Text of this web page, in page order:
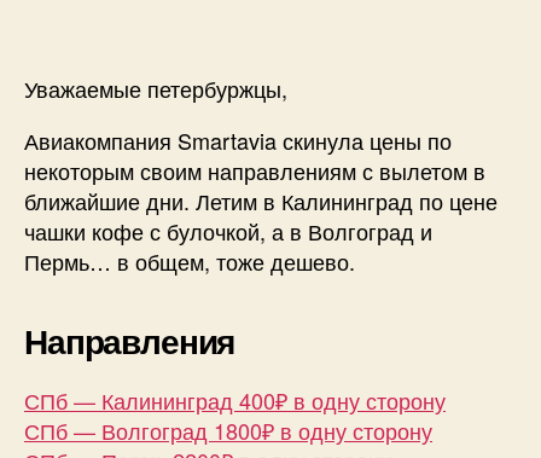
Уважаемые петербуржцы,
Авиакомпания Smartavia скинула цены по
некоторым своим направлениям с вылетом в
ближайшие дни. Летим в Калининград по цене
чашки кофе с булочкой, а в Волгоград и
Пермь… в общем, тоже дешево.
Направления
СПб — Калининград 400₽ в одну сторону
СПб — Волгоград 1800₽ в одну сторону